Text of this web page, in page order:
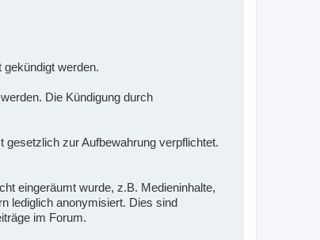
werden.
Die Kündigung durch
zur Aufbewahrung verpflichtet.
eingeräumt wurde, z.B. Medieninhalte,
lediglich anonymisiert. Dies sind
im Forum.